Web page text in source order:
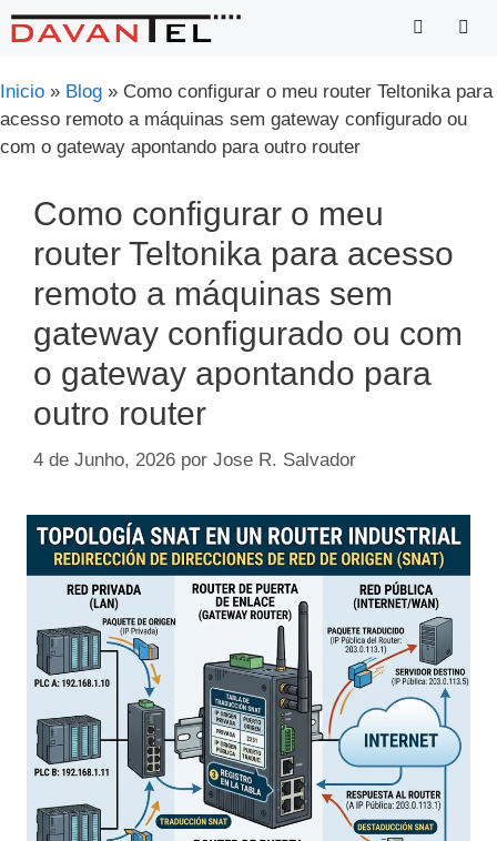
Saltar
para
conteúdo
Inicio » Blog » Como configurar o meu router Teltonika para
acesso remoto a máquinas sem gateway configurado ou
com o gateway apontando para outro router
Como configurar o meu
router Teltonika para acesso
remoto a máquinas sem
gateway configurado ou com
o gateway apontando para
outro router
4 de Junho, 2026 por Jose R. Salvador